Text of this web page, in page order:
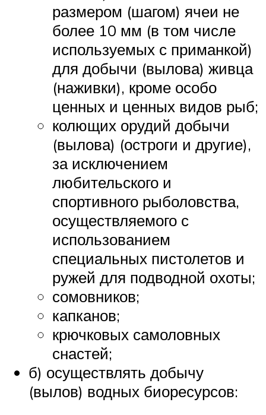
размером (шагом) ячеи не
более 10 мм (в том числе
используемых с приманкой)
для добычи (вылова) живца
(наживки), кроме особо
ценных и ценных видов рыб;
колющих орудий добычи
(вылова) (остроги и другие),
за исключением
любительского и
спортивного рыболовства,
осуществляемого с
использованием
специальных пистолетов и
ружей для подводной охоты;
сомовников;
капканов;
крючковых самоловных
снастей;
б) осуществлять добычу
(вылов) водных биоресурсов: